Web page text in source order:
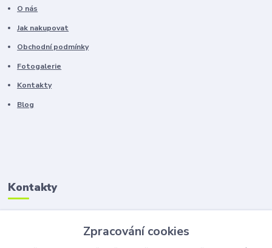
O nás
Jak nakupovat
Obchodní podmínky
Fotogalerie
Kontakty
Blog
Kontakty
Zákaznická podpora
+420 603 100 966Zpracování cookies